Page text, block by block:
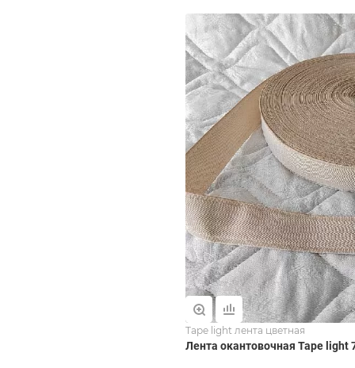
Tape light лента цветная
Лента окантовочная Tape